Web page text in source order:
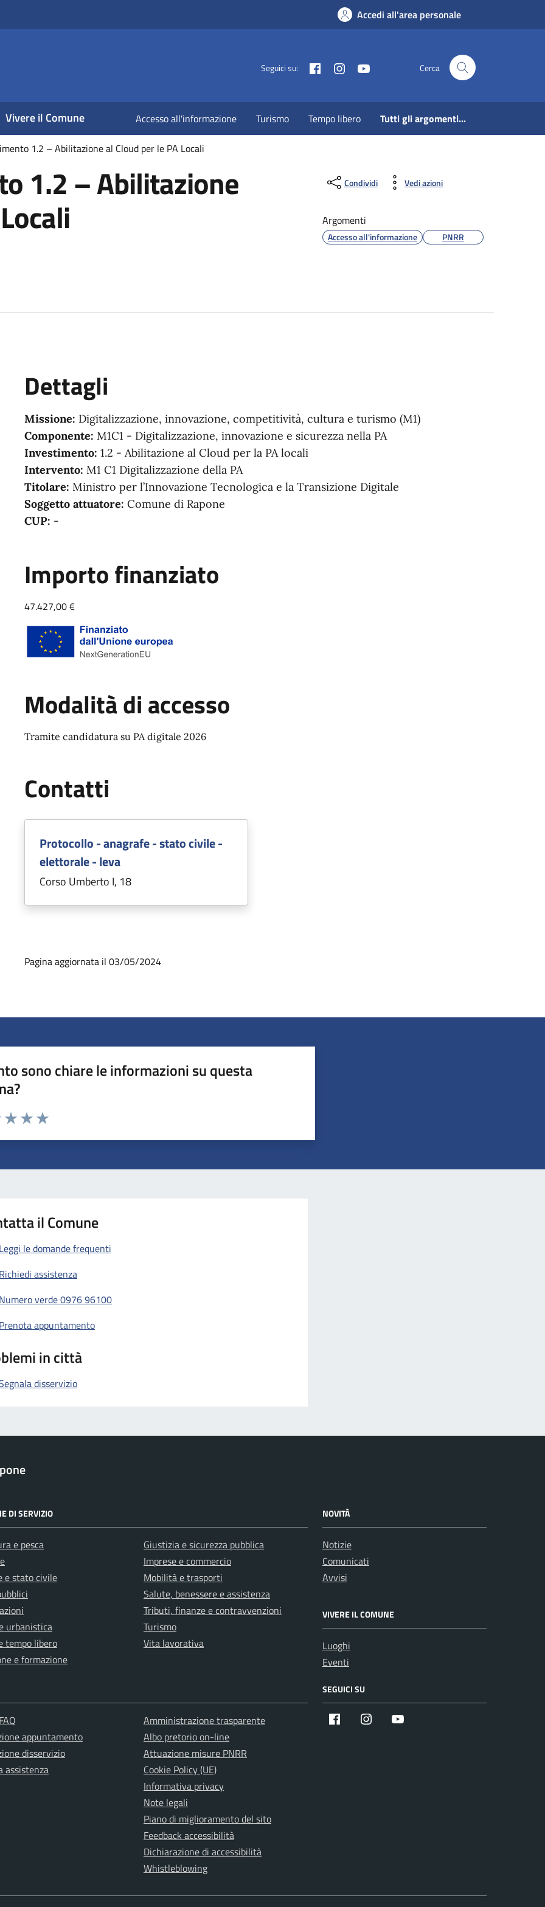
Accedi all'area personale
Seguici su: FacebookInstagram Cerca
Vivere il Comune Accesso all'informazione Turismo Tempo libero Tutti gli argomenti...
1.2 – Abilitazione al Cloud per le PA Locali
1.2 – Abilitazione Condividi Vedi azioni
Argomenti
Accesso all'informazione PNRR
Dettagli
Missione: Digitalizzazione, innovazione, competitività, cultura e turismo (M1)
Componente: M1C1 - Digitalizzazione, innovazione e sicurezza nella PA
Investimento: 1.2 - Abilitazione al Cloud per la PA locali
Intervento: M1 C1 Digitalizzazione della PA
Titolare: Ministro per l’Innovazione Tecnologica e la Transizione Digitale
Soggetto attuatore: Comune di Rapone
CUP: -
Importo finanziato
47.427,00 €
Modalità di accesso
Tramite candidatura su PA digitale 2026
Contatti
Protocollo - anagrafe - stato civile -
elettorale - leva
Corso Umberto I, 18
Pagina aggiornata il 03/05/2024
sono chiare le informazioni su questa
il Comune
Leggi le domande frequenti
Richiedi assistenza
Numero verde 0976 96100
Prenota appuntamento
in città
disservizio
DI SERVIZIO
e pesca
e stato civile
urbanistica
tempo libero
e formazione
Giustizia e sicurezza pubblica
Imprese e commercio
Mobilità e trasporti
Salute, benessere e assistenza
Tributi, finanze e contravvenzioni
Turismo
Vita lavorativa
NOVITÀ
Notizie
Comunicati
Avvisi
VIVERE IL COMUNE
Luoghi
Eventi
appuntamento
disservizio
assistenza
Amministrazione trasparente
Albo pretorio on-line
Attuazione misure PNRR
Cookie Policy (UE)
Informativa privacy
Note legali
Piano di miglioramento del sito
Feedback accessibilità
Dichiarazione di accessibilità
Whistleblowing
SEGUICI SU
Facebook Instagram